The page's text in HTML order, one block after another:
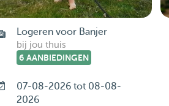
Logeren voor Banjer
bij jou thuis
6 AANBIEDINGEN
07-08-2026 tot 08-08-
2026